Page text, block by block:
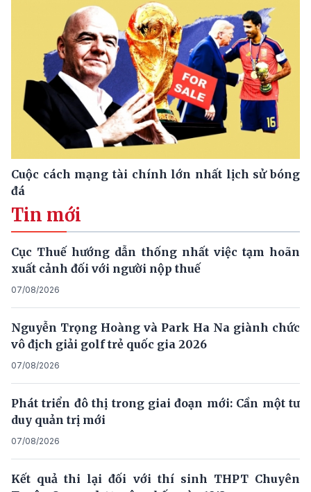
Cuộc cách mạng tài chính lớn nhất lịch sử bóng
đá
Tin mới
Cục Thuế hướng dẫn thống nhất việc tạm hoãn
xuất cảnh đối với người nộp thuế
07/08/2026
Nguyễn Trọng Hoàng và Park Ha Na giành chức
vô địch giải golf trẻ quốc gia 2026
07/08/2026
Phát triển đô thị trong giai đoạn mới: Cần một tư
duy quản trị mới
07/08/2026
Kết quả thi lại đối với thí sinh THPT Chuyên